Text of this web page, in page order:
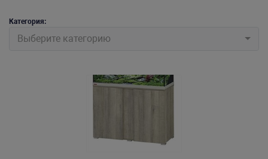
Категория:
Выберите категорию